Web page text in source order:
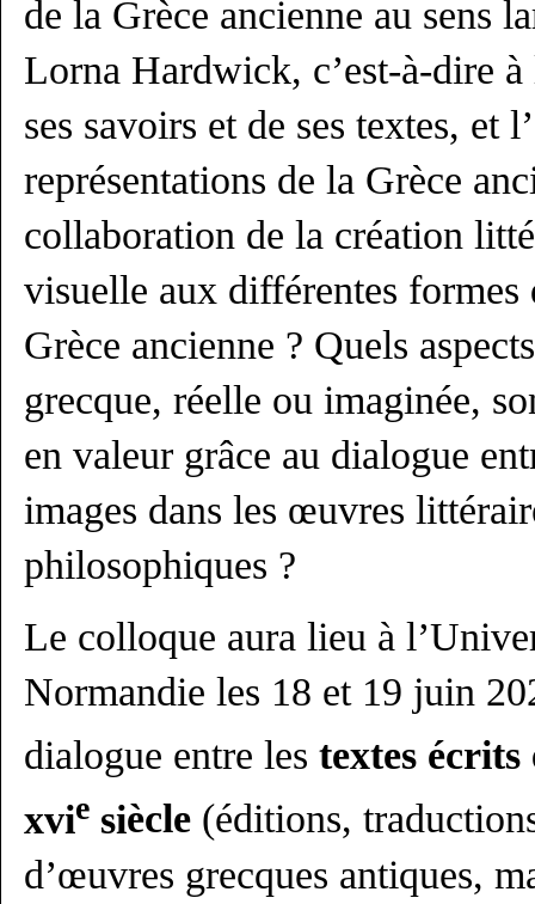
de la Grèce ancienne au sens
Lorna Hardwick, c’est-à-dire
ses savoirs et de ses textes, et
représentations de la Grèce
collaboration de la création
visuelle aux différentes formes
Grèce ancienne ? Quels
grecque, réelle ou imaginée,
en valeur grâce au dialogue
images dans les œuvres
philosophiques ?
Le colloque aura lieu à
Normandie les 18 et 19 juin
dialogue entre les textes écrits
xvie siècle (éditions,
d’œuvres grecques antiques,